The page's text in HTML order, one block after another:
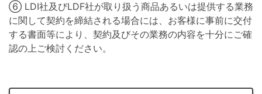
⑥ LDI社及びLDF社が取り扱う商品あるいは提供する業務
に関して契約を締結される場合には、お客様に事前に交付
する書面等により、契約及びその業務の内容を十分にご確
認の上ご検討ください。